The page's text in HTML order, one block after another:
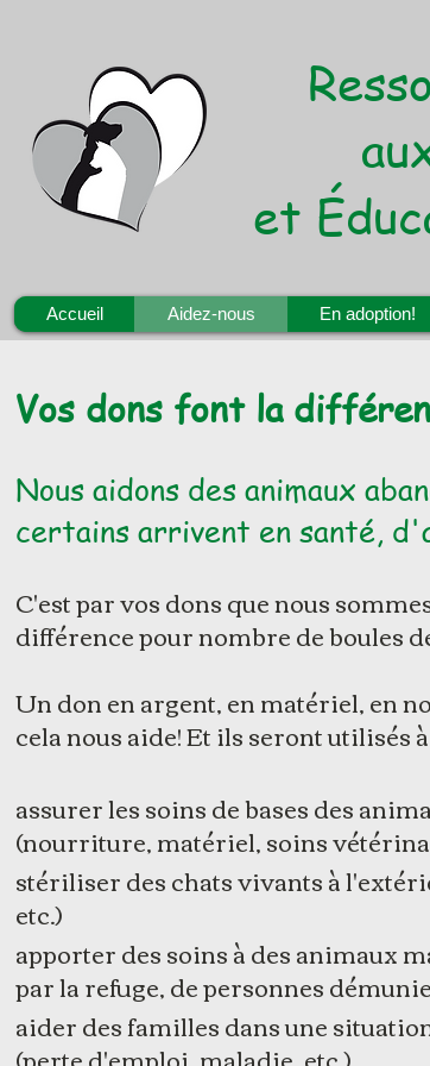
et
Accueil Aidez-nous En adoption!
Vos dons font la
Nous aidons des animaux
certains arrivent en santé,
C'est par vos dons que nous
différence pour nombre de boules
Un don en argent, en matériel, en
cela nous aide! Et ils seront utilisés
assurer les soins de bases des
(nourriture, matériel, soins
stériliser des chats vivants à
etc.)
apporter des soins à des animaux
par la refuge, de personnes
aider des familles dans une